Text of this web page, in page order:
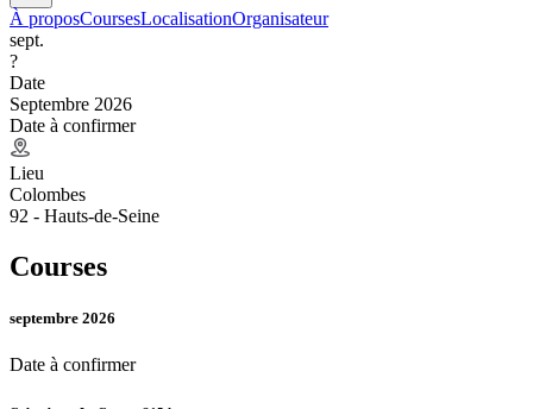
À proposCoursesLocalisationOrganisateur
sept.
?
Date
Septembre 2026
Date à confirmer
Lieu
Colombes
92 - Hauts-de-Seine
Courses
septembre 2026
Date à confirmer